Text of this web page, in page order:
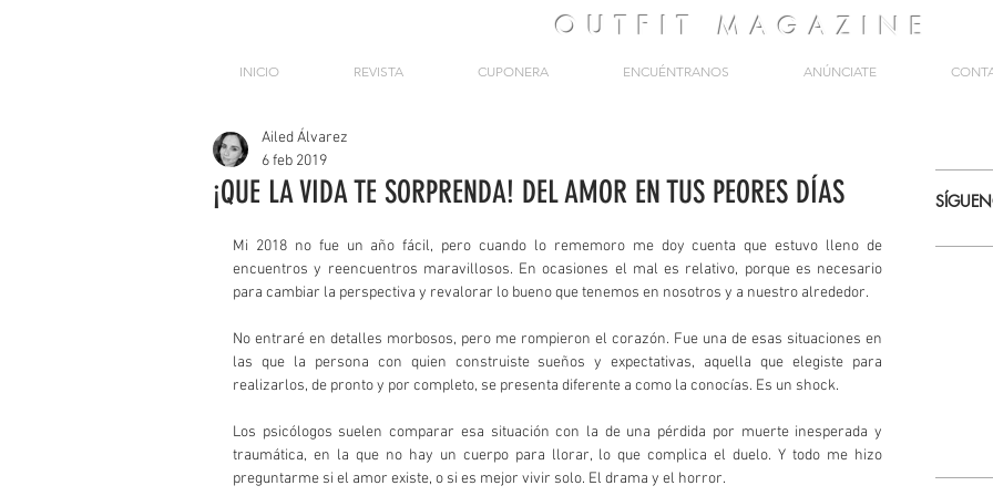
OUTFIT MAGAZINE
INICIO REVISTA CUPONERA ENCUÉNTRANOS ANÚNCIATE
¡QUE LA VIDA TE SORPRENDA! DEL AMOR EN TUS PEORES DÍAS
Ailed Álvarez
6 feb 2019
Mi 2018 no fue un año fácil, pero cuando lo rememoro me doy cuenta que estuvo lleno de
encuentros y reencuentros maravillosos. En ocasiones el mal es relativo, porque es necesario
para cambiar la perspectiva y revalorar lo bueno que tenemos en nosotros y a nuestro alrededor.
No entraré en detalles morbosos, pero me rompieron el corazón. Fue una de esas situaciones en
las que la persona con quien construiste sueños y expectativas, aquella que elegiste para
realizarlos, de pronto y por completo, se presenta diferente a como la conocías. Es un shock.
Los psicólogos suelen comparar esa situación con la de una pérdida por muerte inesperada y
traumática, en la que no hay un cuerpo para llorar, lo que complica el duelo. Y todo me hizo
preguntarme si el amor existe, o si es mejor vivir solo. El drama y el horror.